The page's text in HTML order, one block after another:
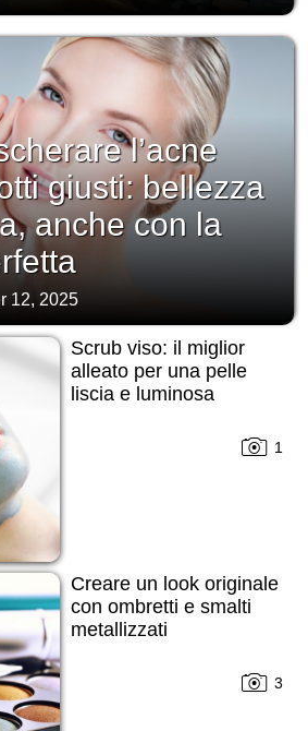
l’acne
giusti: bellezza
anche con la
12, 2025
Scrub viso: il miglior
alleato per una pelle
liscia e luminosa
1
Creare un look originale
con ombretti e smalti
metallizzati
3